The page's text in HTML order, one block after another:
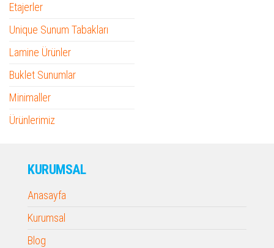
Etajerler
Unique Sunum Tabakları
Lamine Ürünler
Buklet Sunumlar
Minimaller
Ürünlerimiz
KURUMSAL
Anasayfa
Kurumsal
Blog